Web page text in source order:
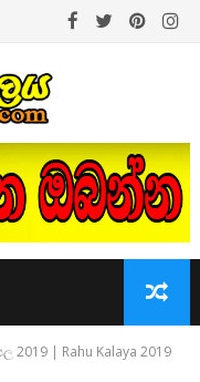
| Rahu Kalaya 2019